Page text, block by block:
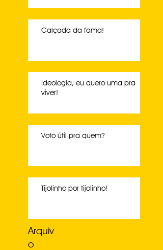
Calçada da fama!
Ideologia, eu quero uma pra
viver!
Voto útil pra quem?
Tijolinho por tijolinho!
Arquiv
o